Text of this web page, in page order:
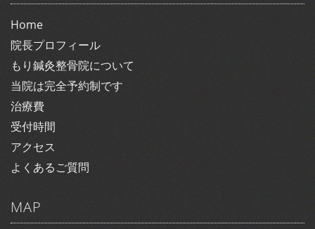
Home
院長プロフィール
もり鍼灸整骨院について
当院は完全予約制です
治療費
受付時間
アクセス
よくあるご質問
MAP